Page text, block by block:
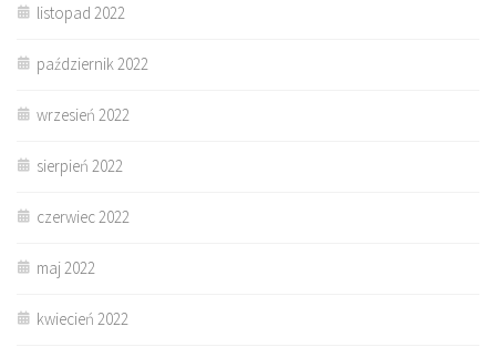
listopad 2022
październik 2022
wrzesień 2022
sierpień 2022
czerwiec 2022
maj 2022
kwiecień 2022